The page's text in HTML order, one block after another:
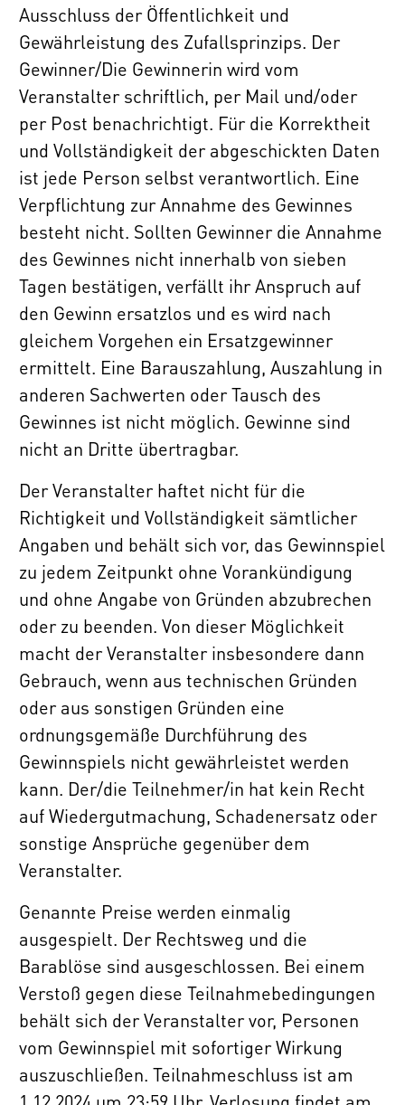
Ausschluss der Öffentlichkeit und
Gewährleistung des Zufallsprinzips. Der
Gewinner/Die Gewinnerin wird vom
Veranstalter schriftlich, per Mail und/oder
per Post benachrichtigt. Für die Korrektheit
und Vollständigkeit der abgeschickten Daten
ist jede Person selbst verantwortlich. Eine
Verpflichtung zur Annahme des Gewinnes
besteht nicht. Sollten Gewinner die Annahme
des Gewinnes nicht innerhalb von sieben
Tagen bestätigen, verfällt ihr Anspruch auf
den Gewinn ersatzlos und es wird nach
gleichem Vorgehen ein Ersatzgewinner
ermittelt. Eine Barauszahlung, Auszahlung in
anderen Sachwerten oder Tausch des
Gewinnes ist nicht möglich. Gewinne sind
nicht an Dritte übertragbar.
Der Veranstalter haftet nicht für die
Richtigkeit und Vollständigkeit sämtlicher
Angaben und behält sich vor, das Gewinnspiel
zu jedem Zeitpunkt ohne Vorankündigung
und ohne Angabe von Gründen abzubrechen
oder zu beenden. Von dieser Möglichkeit
macht der Veranstalter insbesondere dann
Gebrauch, wenn aus technischen Gründen
oder aus sonstigen Gründen eine
ordnungsgemäße Durchführung des
Gewinnspiels nicht gewährleistet werden
kann. Der/die Teilnehmer/in hat kein Recht
auf Wiedergutmachung, Schadenersatz oder
sonstige Ansprüche gegenüber dem
Veranstalter.
Genannte Preise werden einmalig
ausgespielt. Der Rechtsweg und die
Barablöse sind ausgeschlossen. Bei einem
Verstoß gegen diese Teilnahmebedingungen
behält sich der Veranstalter vor, Personen
vom Gewinnspiel mit sofortiger Wirkung
auszuschließen. Teilnahmeschluss ist am